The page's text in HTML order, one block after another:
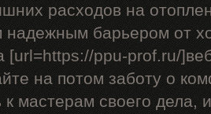
расходов на
надежным барьером от
[url=https://ppu-prof.ru/
на потом заботу о
мастерам своего дела,